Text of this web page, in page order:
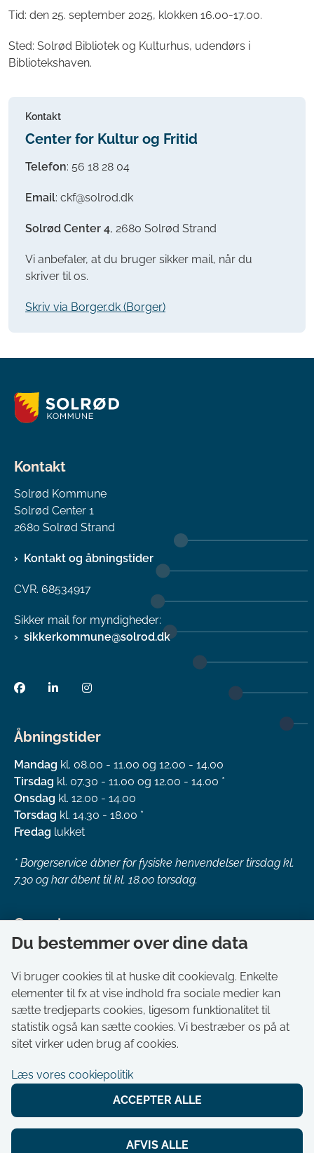
Tid: den 25. september 2025, klokken 16.00-17.00.
Sted: Solrød Bibliotek og Kulturhus, udendørs i
Bibliotekshaven.
Kontakt
Center for Kultur og Fritid
Telefon: 56 18 28 04
Email: ckf@solrod.dk
Solrød Center 4, 2680 Solrød Strand
Vi anbefaler, at du bruger sikker mail, når du
skriver til os.
Skriv via Borger.dk (Borger)
Kontakt
Solrød Kommune
Solrød Center 1
2680 Solrød Strand
Kontakt og åbningstider
CVR. 68534917
Sikker mail for myndigheder:
sikkerkommune@solrod.dk
Åbningstider
Mandag kl. 08.00 - 11.00 og 12.00 - 14.00
Tirsdag kl. 07.30 - 11.00 og 12.00 - 14.00 *
Onsdag kl. 12.00 - 14.00
Torsdag kl. 14.30 - 18.00 *
Fredag lukket
* Borgerservice åbner for fysiske henvendelser tirsdag kl.
7.30 og har åbent til kl. 18.00 torsdag.
Genveje
Om kommunen
Aktuelt
Akut hjælp
Bestil tid i Borgerservice
Ledige stillinger
Selvbetjening
Tilgængelighedserklæring
Du bestemmer over dine data
Vi bruger cookies til at huske dit cookievalg. Enkelte
elementer til fx at vise indhold fra sociale medier kan
sætte tredjeparts cookies, ligesom funktionalitet til
statistik også kan sætte cookies. Vi bestræber os på at
sitet virker uden brug af cookies.
Læs vores cookiepolitik
ACCEPTER ALLE
AFVIS ALLE